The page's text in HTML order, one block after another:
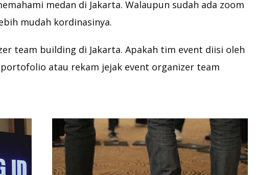
medan di Jakarta. Walaupun sudah ada zoom
mudah kordinasinya.
team building di Jakarta. Apakah tim event diisi oleh
atau rekam jejak event organizer team